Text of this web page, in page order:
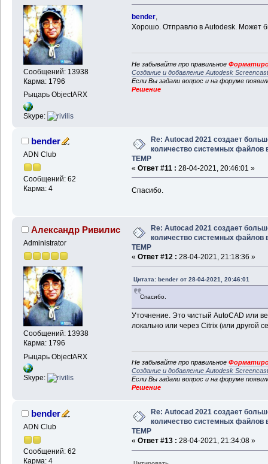
Сообщений: 13938
Карма: 1796
Рыцарь ObjectARX
Skype:
bender,
Хорошо. Отправлю в Autodesk. Может
Не забывайте про правильное
Создание и добавление Autodesk
Если Вы задали вопрос и на форуме
Решение
bender
ADN Club
Сообщений: 62
Карма: 4
Re: Autocad 2021 создает
количество системных файлов
TEMP
« Ответ #11 : 28-04-2021, 20:46:01 »
Спасибо.
Александр Ривилис
Administrator
Сообщений: 13938
Карма: 1796
Рыцарь ObjectARX
Skype:
Re: Autocad 2021 создает
количество системных файлов
TEMP
« Ответ #12 : 28-04-2021, 21:18:36 »
Цитата: bender от 28-04-2021, 20:46:01
Спасибо.
Уточнение. Это чистый AutoCAD или
локально или через Citrix (или другой
Не забывайте про правильное
Создание и добавление Autodesk
Если Вы задали вопрос и на форуме
Решение
bender
ADN Club
Сообщений: 62
Карма: 4
Re: Autocad 2021 создает
количество системных файлов
TEMP
« Ответ #13 : 28-04-2021, 21:34:08 »